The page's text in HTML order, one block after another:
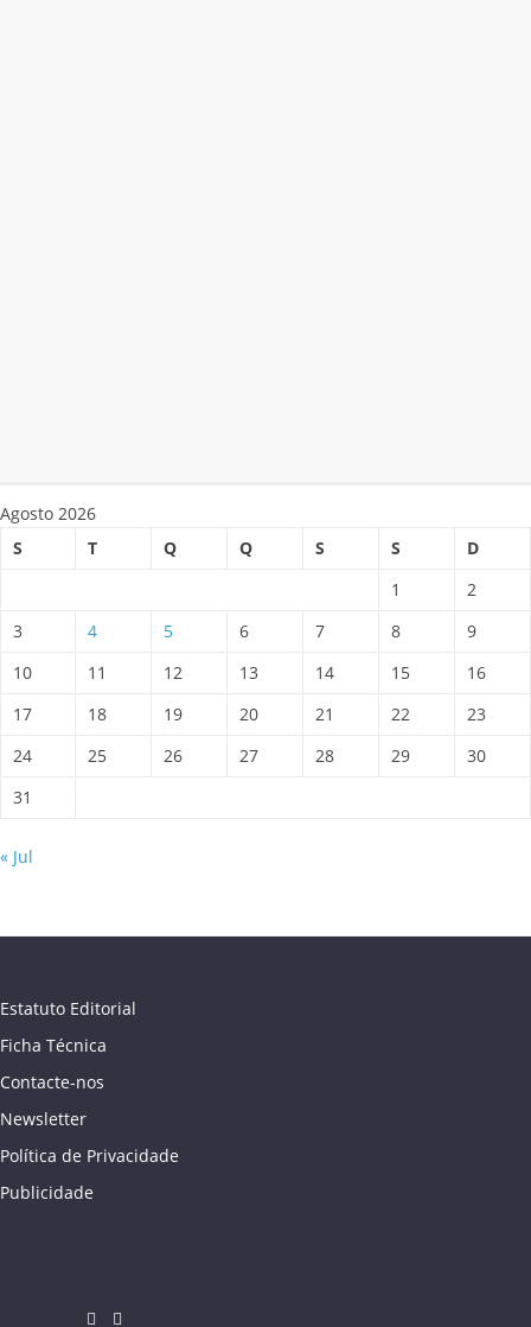
Agosto 2026
S
T Q Q S S
D
1
2
3
4 5 6 7 8
9
10
11 12 13 14 15
16
17
18 19 20 21 22
23
24
25 26 27 28 29
30
31
« Jul
Estatuto Editorial
Ficha Técnica
Contacte-nos
Newsletter
Política de Privacidade
Publicidade